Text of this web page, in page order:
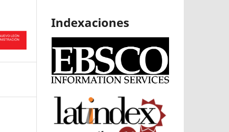
Indexaciones